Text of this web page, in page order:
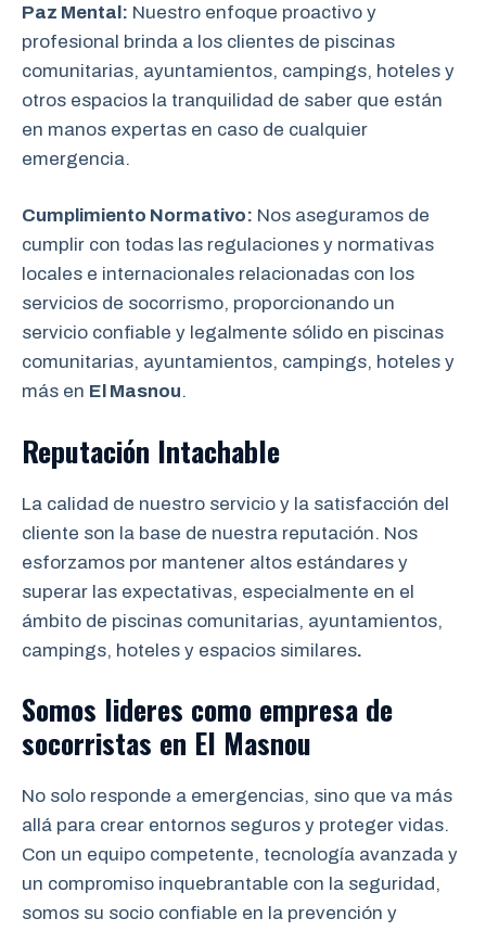
Paz Mental: Nuestro enfoque proactivo y
profesional brinda a los clientes de piscinas
comunitarias, ayuntamientos, campings, hoteles y
otros espacios la tranquilidad de saber que están
en manos expertas en caso de cualquier
emergencia.
Cumplimiento Normativo: Nos aseguramos de
cumplir con todas las regulaciones y normativas
locales e internacionales relacionadas con los
servicios de socorrismo, proporcionando un
servicio confiable y legalmente sólido en piscinas
comunitarias, ayuntamientos, campings, hoteles y
más en El Masnou.
Reputación Intachable
La calidad de nuestro servicio y la satisfacción del
cliente son la base de nuestra reputación. Nos
esforzamos por mantener altos estándares y
superar las expectativas, especialmente en el
ámbito de piscinas comunitarias, ayuntamientos,
campings, hoteles y espacios similares.
Somos lideres como empresa de
socorristas en El Masnou
No solo responde a emergencias, sino que va más
allá para crear entornos seguros y proteger vidas.
Con un equipo competente, tecnología avanzada y
un compromiso inquebrantable con la seguridad,
somos su socio confiable en la prevención y